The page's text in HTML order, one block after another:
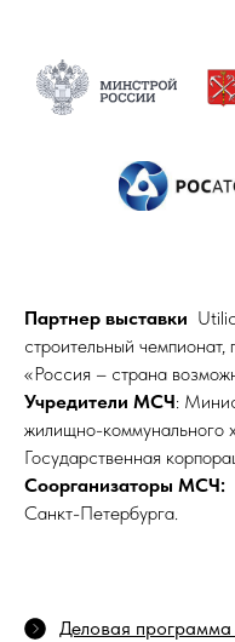
Партнер выставки
строительный
«Россия – страна
Учредители МСЧ:
жилищно-коммунального
Государственная
Соорганизаторы МСЧ:
Санкт-Петербурга.
Деловая программа